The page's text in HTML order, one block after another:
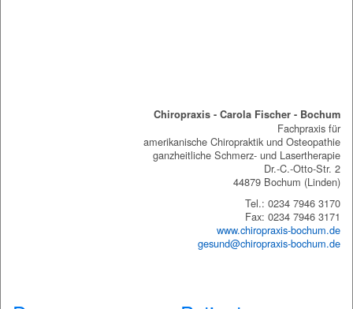
Chiropraxis - Carola Fischer - Bochum
Fachpraxis für
amerikanische Chiropraktik und Osteopathie
ganzheitliche Schmerz- und Lasertherapie
Dr.-C.-Otto-Str. 2
44879 Bochum (Linden)
Tel.: 0234 7946 3170
Fax: 0234 7946 3171
www.chiropraxis-bochum.de
gesund@chiropraxis-bochum.de